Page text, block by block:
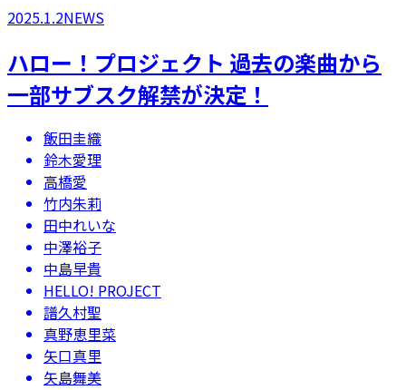
2025.1.2NEWS
ハロー！プロジェクト 過去の楽曲から
一部サブスク解禁が決定！
飯田圭織
鈴木愛理
高橋愛
竹内朱莉
田中れいな
中澤裕子
中島早貴
HELLO! PROJECT
譜久村聖
真野恵里菜
矢口真里
矢島舞美